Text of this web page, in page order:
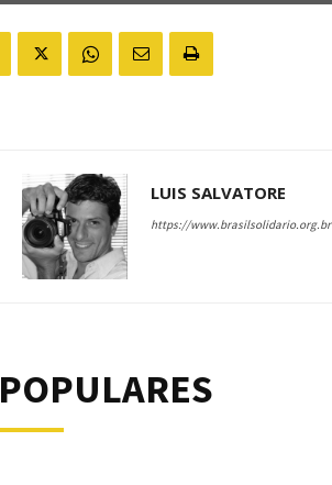
LUIS SALVATORE
https://www.brasilsolidario.org.br
POPULARES